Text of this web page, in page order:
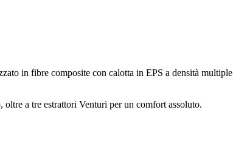
in fibre composite con calotta in EPS a densità multiple
a tre estrattori Venturi per un comfort assoluto.